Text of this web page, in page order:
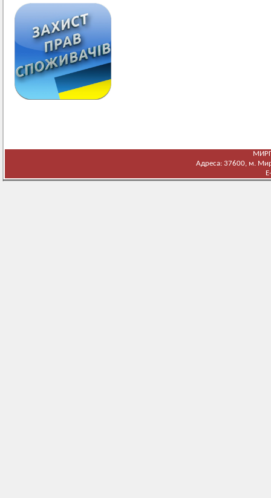
Адреса: 37600, м.